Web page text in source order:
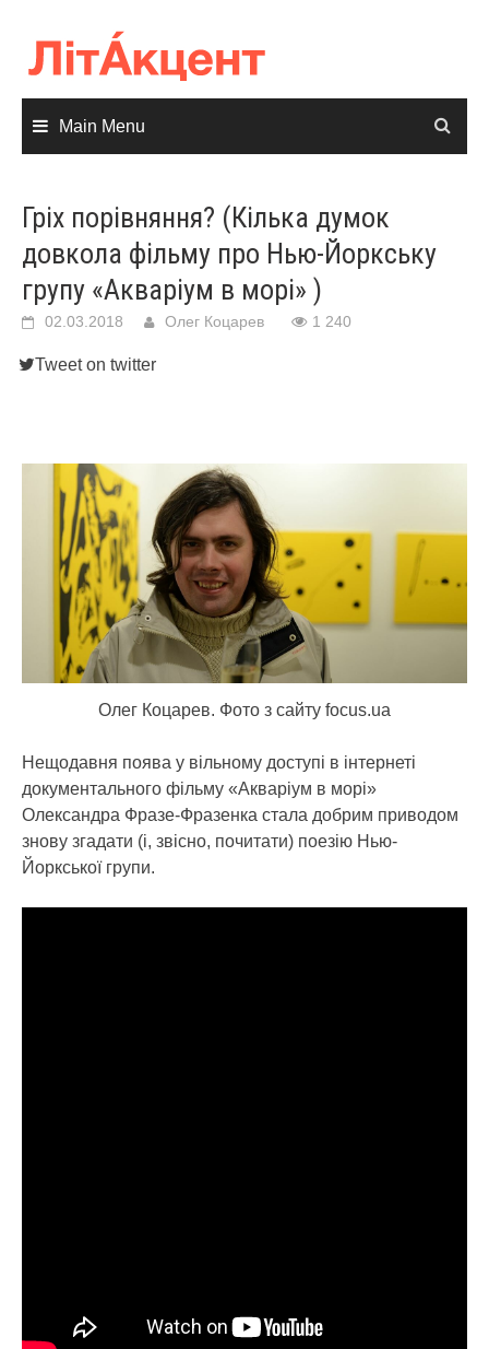
content
Main Menu
Гріх порівняння? (Кілька думок
довкола фільму про Нью-Йоркську
групу «Акваріум в морі» )
02.03.2018 Олег Коцарев 1 240
Tweet on twitter
Олег Коцарев. Фото з сайту focus.ua
Нещодавня поява у вільному доступі в інтернеті
документального фільму «Акваріум в морі»
Олександра Фразе-Фразенка стала добрим приводом
знову згадати (і, звісно, почитати) поезію Нью-
Йоркської групи.